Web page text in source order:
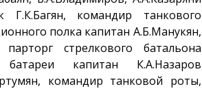
Г.К.Багян, командир танкового
полка капитан А.Б.Манукян,
стрелкового батальона
капитан К.А.Назаров
командир танковой роты,